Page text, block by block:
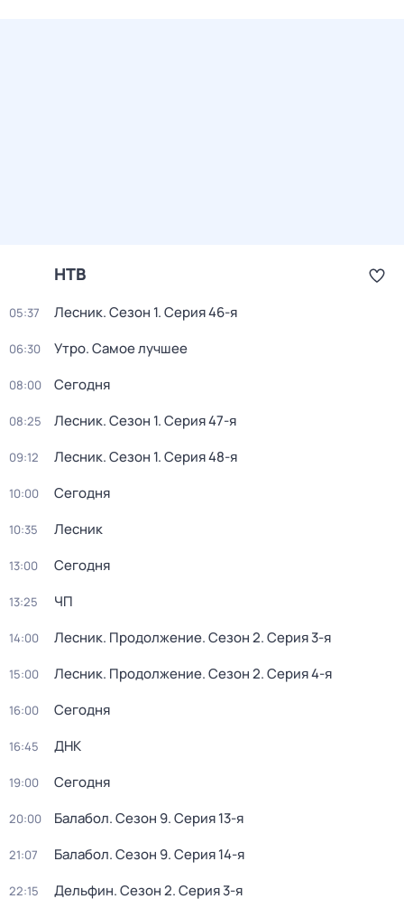
НТВ
05:37 Лесник. Сезон 1. Серия 46-я
06:30 Утро. Самое лучшее
08:00 Сегодня
08:25 Лесник. Сезон 1. Серия 47-я
09:12 Лесник. Сезон 1. Серия 48-я
10:00 Сегодня
10:35 Лесник
13:00 Сегодня
13:25 ЧП
14:00 Лесник. Продолжение. Сезон 2. Серия 3-я
15:00 Лесник. Продолжение. Сезон 2. Серия 4-я
16:00 Сегодня
16:45 ДНК
19:00 Сегодня
20:00 Балабол. Сезон 9. Серия 13-я
21:07 Балабол. Сезон 9. Серия 14-я
22:15 Дельфин. Сезон 2. Серия 3-я